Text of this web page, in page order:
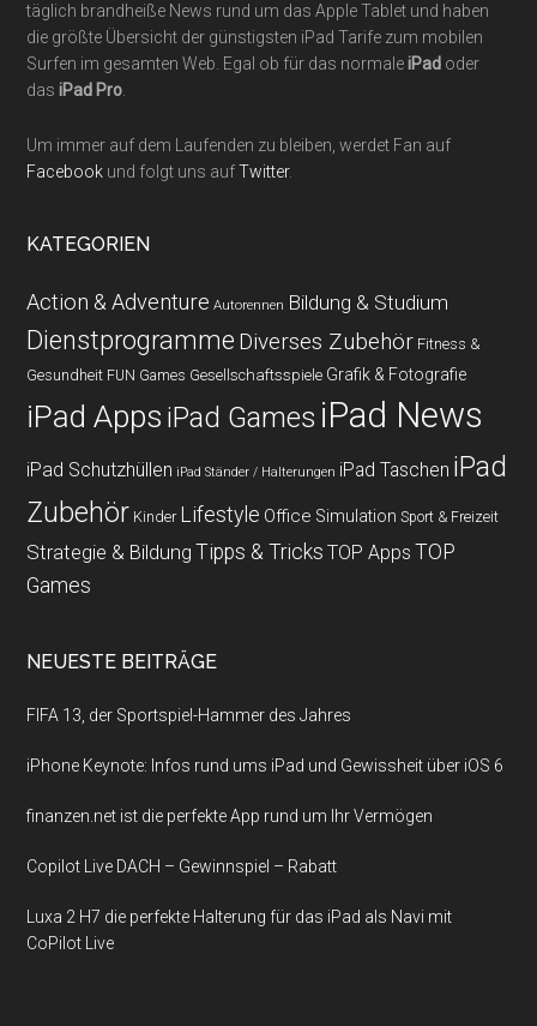
täglich brandheiße News rund um das Apple Tablet und haben
die größte Übersicht der günstigsten iPad Tarife zum mobilen
Surfen im gesamten Web. Egal ob für das normaleiPad oder
dasiPad Pro
Um immer auf dem Laufenden zu bleiben, werdet Fan auf
Facebook und folgt uns aufTwitter.
KATEGORIEN
Action & Adventure Autorennen Bildung & Studium
Dienstprogramme Diverses Zubehör Fitness &
Gesundheit FUN Games Gesellschaftsspiele Grafik & Fotografie
iPad Apps iPad Games iPad News
iPad Schutzhüllen iPad Ständer / Halterungen iPad Taschen iPad
Zubehör Kinder Lifestyle Office Simulation Sport & Freizeit
Strategie & Bildung Tipps & Tricks TOP Apps TOP
Games
NEUESTE BEITRÄGE
FIFA 13, der Sportspiel-Hammer des Jahres
iPhone Keynote: Infos rund ums iPad und Gewissheit über iOS 6
finanzen.net ist die perfekte App rund um Ihr Vermögen
Copilot Live DACH – Gewinnspiel – Rabatt
Luxa 2 H7 die perfekte Halterung für das iPad als Navi mit
CoPilot Live